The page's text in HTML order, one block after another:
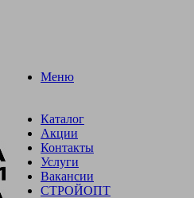
Меню
Каталог
Акции
Контакты
Услуги
Вакансии
СТРОЙОПТ